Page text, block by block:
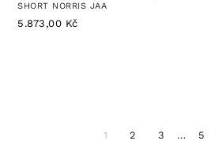
SHORT NORRIS JAA
5.873,00 Kč
1 2 3 … 5